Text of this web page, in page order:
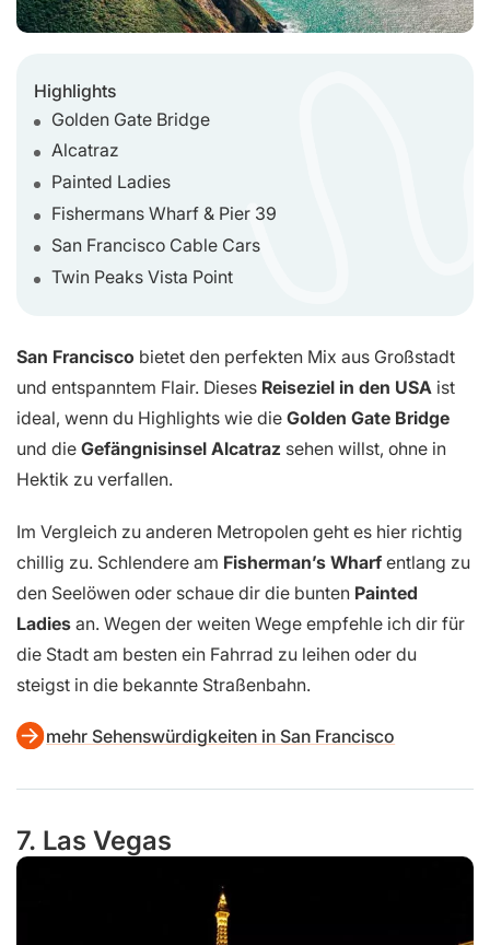
Highlights
Golden Gate Bridge
Alcatraz
Painted Ladies
Fishermans Wharf & Pier 39
San Francisco Cable Cars
Twin Peaks Vista Point
San Francisco bietet den perfekten Mix aus Großstadt
und entspanntem Flair. Dieses Reiseziel in den USA ist
ideal, wenn du Highlights wie die Golden Gate Bridge
und die Gefängnisinsel Alcatraz sehen willst, ohne in
Hektik zu verfallen.
Im Vergleich zu anderen Metropolen geht es hier richtig
chillig zu. Schlendere am Fisherman’s Wharf entlang zu
den Seelöwen oder schaue dir die bunten Painted
Ladies an. Wegen der weiten Wege empfehle ich dir für
die Stadt am besten ein Fahrrad zu leihen oder du
steigst in die bekannte Straßenbahn.
mehr Sehenswürdigkeiten in San Francisco
7. Las Vegas